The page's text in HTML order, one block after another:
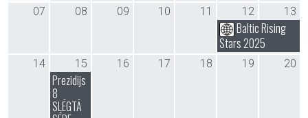
07 08 09 10 11 12 13
Baltic Rising
Stars 2025
14 15 16 17 18 19 20
Prezidijs
8
SLĒGTĀ